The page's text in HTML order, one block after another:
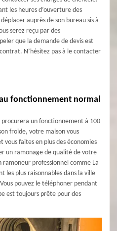
les heures d’ouverture des
auprès de son bureau sis à
serez reçu par des
que la demande de devis est
N’hésitez pas à le contacter
fonctionnement normal
un fonctionnement à 100
froide, votre maison vous
faites en plus des économies
un ramonage de qualité de votre
professionnel comme La
les plus raisonnables dans la ville
pouvez le téléphoner pendant
est toujours prête pour des